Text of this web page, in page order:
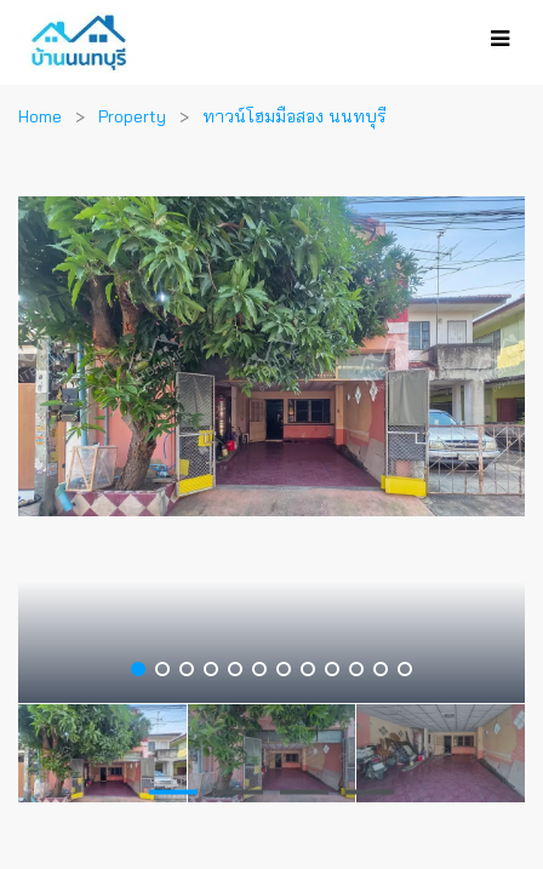
Home Property ทาวน์โฮมมือสอง นนทบุรี